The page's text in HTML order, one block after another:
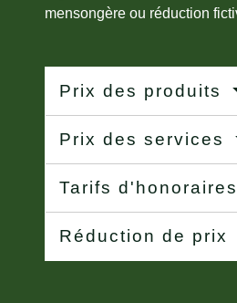
mensongère ou réduction
Prix des produits
Prix des services
Tarifs
Réduction de prix